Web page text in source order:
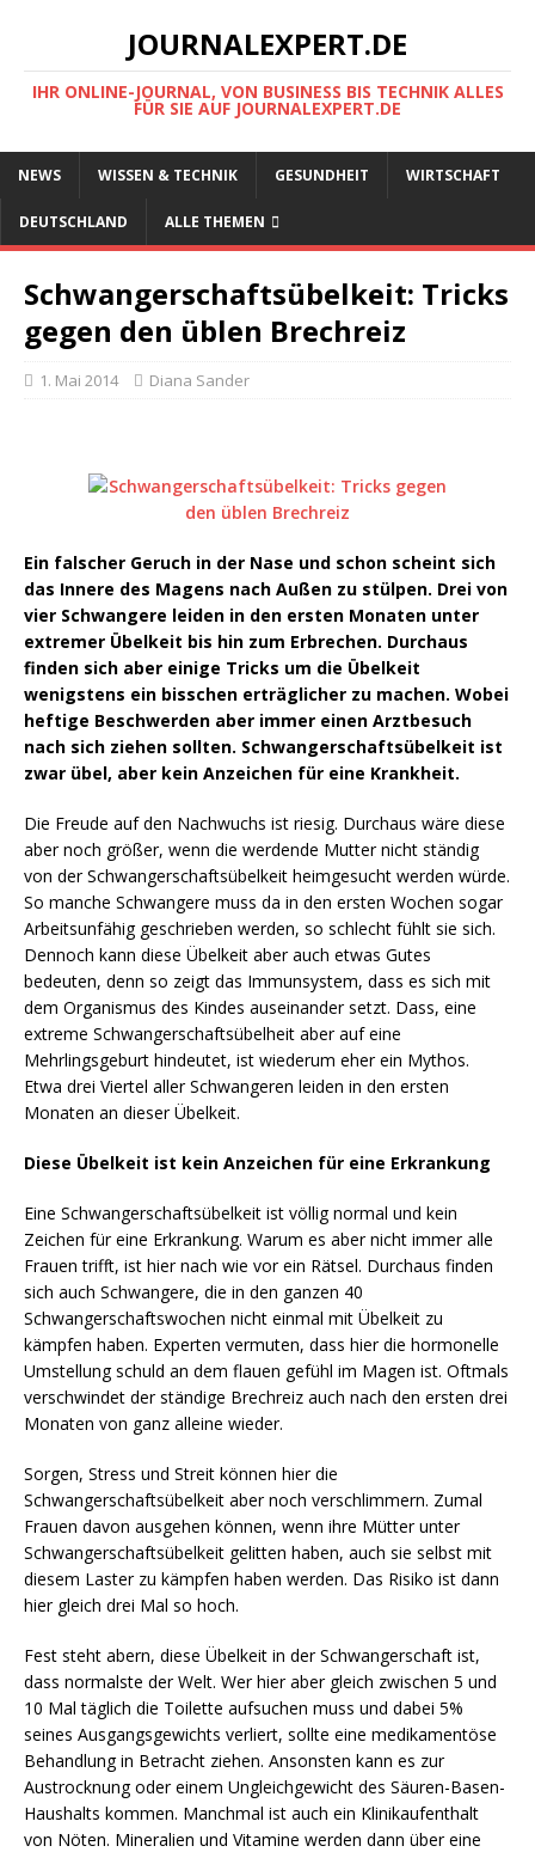
JOURNALEXPERT.DE
IHR ONLINE-JOURNAL, VON BUSINESS BIS TECHNIK ALLES
FÜR SIE AUF JOURNALEXPERT.DE
NEWS WISSEN & TECHNIK GESUNDHEIT WIRTSCHAFT
DEUTSCHLAND ALLE THEMEN
Schwangerschaftsübelkeit: Tricks
gegen den üblen Brechreiz
1. Mai 2014 Diana Sander
Ein falscher Geruch in der Nase und schon scheint sich
das Innere des Magens nach Außen zu stülpen. Drei von
vier Schwangere leiden in den ersten Monaten unter
extremer Übelkeit bis hin zum Erbrechen. Durchaus
finden sich aber einige Tricks um die Übelkeit
wenigstens ein bisschen erträglicher zu machen. Wobei
heftige Beschwerden aber immer einen Arztbesuch
nach sich ziehen sollten. Schwangerschaftsübelkeit ist
zwar übel, aber kein Anzeichen für eine Krankheit.
Die Freude auf den Nachwuchs ist riesig. Durchaus wäre diese
aber noch größer, wenn die werdende Mutter nicht ständig
von der Schwangerschaftsübelkeit heimgesucht werden würde.
So manche Schwangere muss da in den ersten Wochen sogar
Arbeitsunfähig geschrieben werden, so schlecht fühlt sie sich.
Dennoch kann diese Übelkeit aber auch etwas Gutes
bedeuten, denn so zeigt das Immunsystem, dass es sich mit
dem Organismus des Kindes auseinander setzt. Dass, eine
extreme Schwangerschaftsübelheit aber auf eine
Mehrlingsgeburt hindeutet, ist wiederum eher ein Mythos.
Etwa drei Viertel aller Schwangeren leiden in den ersten
Monaten an dieser Übelkeit.
Diese Übelkeit ist kein Anzeichen für eine Erkrankung
Eine Schwangerschaftsübelkeit ist völlig normal und kein
Zeichen für eine Erkrankung. Warum es aber nicht immer alle
Frauen trifft, ist hier nach wie vor ein Rätsel. Durchaus finden
sich auch Schwangere, die in den ganzen 40
Schwangerschaftswochen nicht einmal mit Übelkeit zu
kämpfen haben. Experten vermuten, dass hier die hormonelle
Umstellung schuld an dem flauen gefühl im Magen ist. Oftmals
verschwindet der ständige Brechreiz auch nach den ersten drei
Monaten von ganz alleine wieder.
Sorgen, Stress und Streit können hier die
Schwangerschaftsübelkeit aber noch verschlimmern. Zumal
Frauen davon ausgehen können, wenn ihre Mütter unter
Schwangerschaftsübelkeit gelitten haben, auch sie selbst mit
diesem Laster zu kämpfen haben werden. Das Risiko ist dann
hier gleich drei Mal so hoch.
Fest steht abern, diese Übelkeit in der Schwangerschaft ist,
dass normalste der Welt. Wer hier aber gleich zwischen 5 und
10 Mal täglich die Toilette aufsuchen muss und dabei 5%
seines Ausgangsgewichts verliert, sollte eine medikamentöse
Behandlung in Betracht ziehen. Ansonsten kann es zur
Austrocknung oder einem Ungleichgewicht des Säuren-Basen-
Haushalts kommen. Manchmal ist auch ein Klinikaufenthalt
von Nöten. Mineralien und Vitamine werden dann über eine